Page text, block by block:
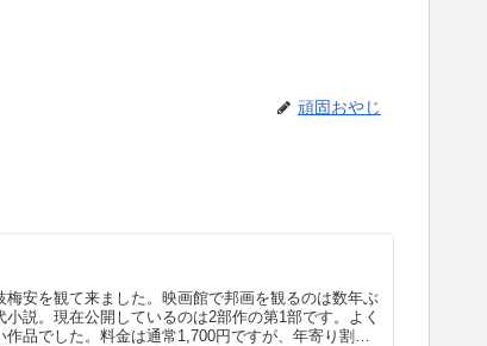
頑固おやじ
安を観て来ました。映画館で邦画を観るのは数年ぶ
説。現在公開しているのは2部作の第1部です。よく
品でした。料金は通常1,700円ですが、年寄り割